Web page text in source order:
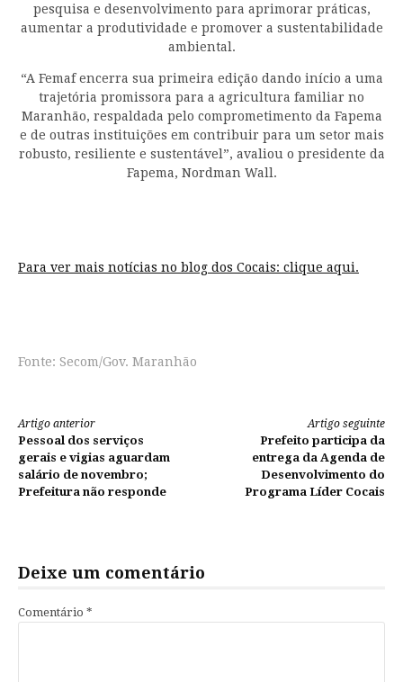
pesquisa e desenvolvimento para aprimorar práticas,
aumentar a produtividade e promover a sustentabilidade
ambiental.
“A Femaf encerra sua primeira edição dando início a uma
trajetória promissora para a agricultura familiar no
Maranhão, respaldada pelo comprometimento da Fapema
e de outras instituições em contribuir para um setor mais
robusto, resiliente e sustentável”, avaliou o presidente da
Fapema, Nordman Wall.
Para ver mais notícias no blog dos Cocais: clique aqui.
Fonte: Secom/Gov. Maranhão
Continue
lendo
Artigo anterior
Pessoal dos serviços
gerais e vigias aguardam
salário de novembro;
Prefeitura não responde
Artigo seguinte
Prefeito participa da
entrega da Agenda de
Desenvolvimento do
Programa Líder Cocais
Deixe um comentário
Comentário *